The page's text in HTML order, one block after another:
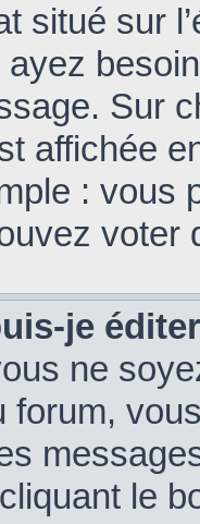
situé sur
Sur
affichée
: vous
voter
je
ne
forum,
le